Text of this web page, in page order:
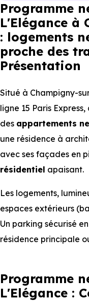
Programme
L'Elégance à
: logements
proche des
Présentation
Situé à Champigny-
ligne 15 Paris
des appartements
une résidence à
avec ses façades en
résidentiel apaisant.
Les logements,
espaces extérieurs
Un parking sécurisé
résidence principale
Programme
L'Elégance :